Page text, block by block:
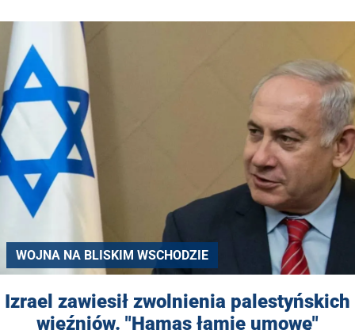
WOJNA NA BLISKIM WSCHODZIE
Izrael zawiesił zwolnienia palestyńskich
więźniów. "Hamas łamie umowę"